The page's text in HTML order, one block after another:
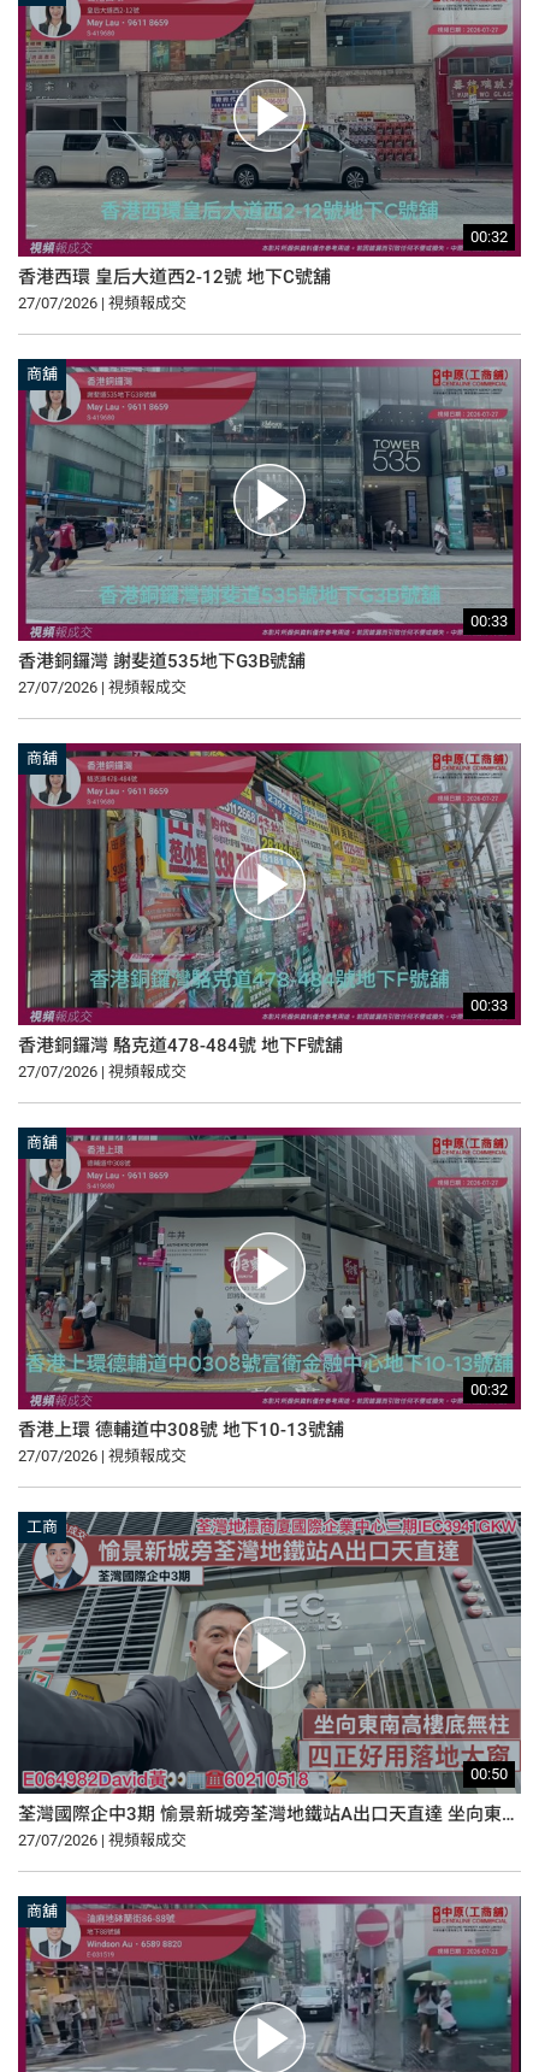
00:32
香港西環 皇后大道西2-12號 地下C號舖
27/07/2026 | 視頻報成交
00:33
商舖
香港銅鑼灣 謝斐道535地下G3B號舖
27/07/2026 | 視頻報成交
00:33
商舖
香港銅鑼灣 駱克道478-484號 地下F號舖
27/07/2026 | 視頻報成交
00:32
商舖
香港上環 德輔道中308號 地下10-13號舖
27/07/2026 | 視頻報成交
00:50
工商
荃灣國際企中3期 愉景新城旁荃灣地鐵站A出口天直達 坐向東南高樓底無柱 四正好用落地大窗
27/07/2026 | 視頻報成交
商舖